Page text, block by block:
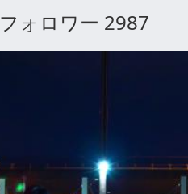
フォロワー 2987